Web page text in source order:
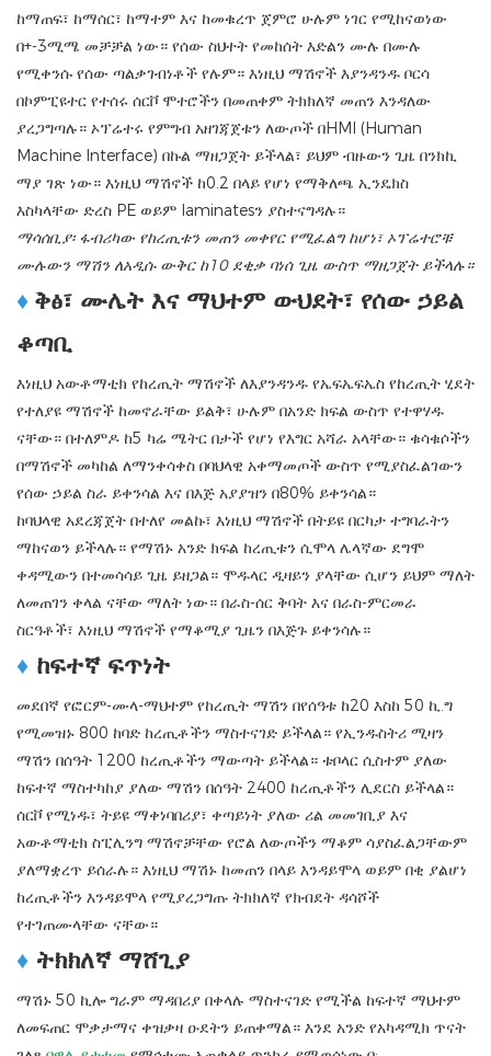
ከማጠፍ፣ ከማሰር፣ ከማተም እና ከመቁረጥ ጀምሮ ሁሉም ነገር የሚከናወነው
በ+-3ሚሜ መቻቻል ነው። የሰው ስህተት የመከሰት እድልን ሙሉ በሙሉ
የሚቀንሱ የሰው ጣልቃገብነቶች የሉም። እነዚህ ማሽኖች እያንዳንዱ ቦርሳ
በኮምፒዩተር የተሰሩ ሰርቮ ሞተሮችን በመጠቀም ትክክለኛ መጠን እንዳለው
ያረጋግጣሉ። ኦፕሬተሩ የምግብ አዘገጃጀቱን ለውጦች በHMI (Human
Machine Interface) በኩል ማዘጋጀት ይችላል፣ ይህም ብዙውን ጊዜ በንክኪ
ማያ ገጽ ነው። እነዚህ ማሽኖች ከ0.2 በላይ የሆነ የማቅለጫ ኢንዴክስ
እስካላቸው ድረስ PE ወይም laminatesን ያስተናግዳሉ።
ማሳሰቢያ፡ ፋብሪካው የከረጢቱን መጠን መቀየር የሚፈልግ ከሆነ፣ ኦፕሬተሮቹ
ሙሉውን ማሽን ለአዲሱ ውቅር ከ10 ደቂቃ ባነሰ ጊዜ ውስጥ ማዘጋጀት ይችላሉ።
♦ ቅፅ፣ ሙሌት እና ማህተም ውህደት፣ የሰው ኃይል
ቆጣቢ
እነዚህ አውቶማቲክ የከረጢት ማሽኖች ለእያንዳንዱ የኤፍኤፍኤስ የከረጢት ሂደት
የተለያዩ ማሽኖች ከመኖራቸው ይልቅ፣ ሁሉም በአንድ ክፍል ውስጥ የተዋሃዱ
ናቸው። በተለምዶ ከ5 ካሬ ሜትር በታች የሆነ የእግር አሻራ አላቸው። ቁሳቁሶችን
በማሽኖች መካከል ለማንቀሳቀስ በባህላዊ አቀማመጦች ውስጥ የሚያስፈልገውን
የሰው ኃይል ስራ ይቀንሳል እና በእጅ አያያዝን በ80% ይቀንሳል።
ከባህላዊ አደረጃጀት በተለየ መልኩ፣ እነዚህ ማሽኖች በትይዩ በርካታ ተግባራትን
ማከናወን ይችላሉ። የማሽኑ አንድ ክፍል ከረጢቱን ሲሞላ ሌላኛው ደግሞ
ቀዳሚውን በተመሳሳይ ጊዜ ይዘጋል። ሞዱላር ዲዛይን ያላቸው ሲሆን ይህም ማለት
ለመጠገን ቀላል ናቸው ማለት ነው። በራስ-ሰር ቅባት እና በራስ-ምርመራ
ስርዓቶች፣ እነዚህ ማሽኖች የማቆሚያ ጊዜን በእጅጉ ይቀንሳሉ።
♦ ከፍተኛ ፍጥነት
መደበኛ የፎርም-ሙላ-ማህተም የከረጢት ማሽን በየሰዓቱ ከ20 እስከ 50 ኪ.ግ
የሚመዝኑ 800 ከባድ ከረጢቶችን ማስተናገድ ይችላል። የኢንዱስትሪ ሚዛን
ማሽን በሰዓት 1200 ከረጢቶችን ማውጣት ይችላል። ቱቦላር ሲስተም ያለው
ከፍተኛ ማስተካከያ ያለው ማሽን በሰዓት 2400 ከረጢቶችን ሊደርስ ይችላል።
ሰርቮ የሚነዱ፣ ትይዩ ማቀነባበሪያ፣ ቀጣይነት ያለው ሪል መመገቢያ እና
አውቶማቲክ ስፒሊንግ ማሽኖቻቸው የሮል ለውጦችን ማቆም ሳያስፈልጋቸውም
ያለማቋረጥ ይሰራሉ። እነዚህ ማሽኑ ከመጠን በላይ እንዳይሞላ ወይም በቂ ያልሆነ
ከረጢቶችን እንዳይሞላ የሚያረጋግጡ ትክክለኛ የክብደት ዳሳሾች
የተገጠሙላቸው ናቸው።
♦ ትክክለኛ ማሸጊያ
ማሽኑ 50 ኪሎ ግራም ማዳበሪያ በቀላሉ ማስተናገድ የሚችል ከፍተኛ ማህተም
ለመፍጠር ሞቃታማና ቀዝቃዛ ዑደትን ይጠቀማል። እንደ አንድ የአካዳሚክ ጥናት